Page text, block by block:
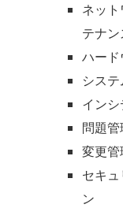
ネッ
テナン
ハー
シス
イン
問題管
変更管
セキ
ン